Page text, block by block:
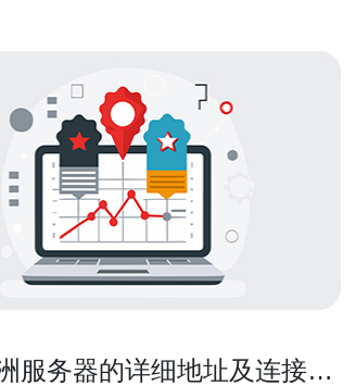
服务器的详细地址及连接方